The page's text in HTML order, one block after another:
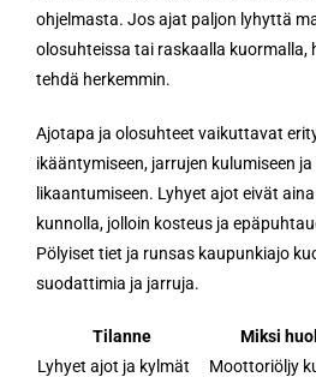
ohjelmasta. Jos ajat paljon lyhyttä
olosuhteissa tai raskaalla kuormalla,
tehdä herkemmin.
Ajotapa ja olosuhteet vaikuttavat
ikääntymiseen, jarrujen kulumiseen
likaantumiseen. Lyhyet ajot eivät
kunnolla, jolloin kosteus ja
Pölyiset tiet ja runsas kaupunkiajo
suodattimia ja jarruja.
Tilanne
Miksi
Lyhyet ajot ja kylmät
Moottoriöljy